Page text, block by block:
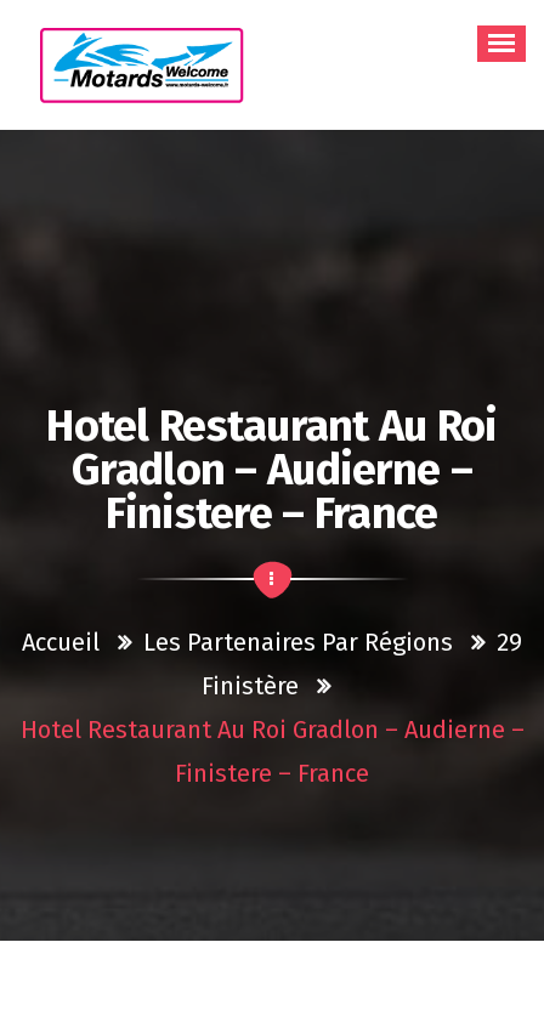
contenu
Hotel Restaurant Au Roi
Gradlon – Audierne –
Finistere – France
Accueil Les Partenaires Par Régions
29
Finistère
Hotel Restaurant Au Roi Gradlon – Audierne –
Finistere – France